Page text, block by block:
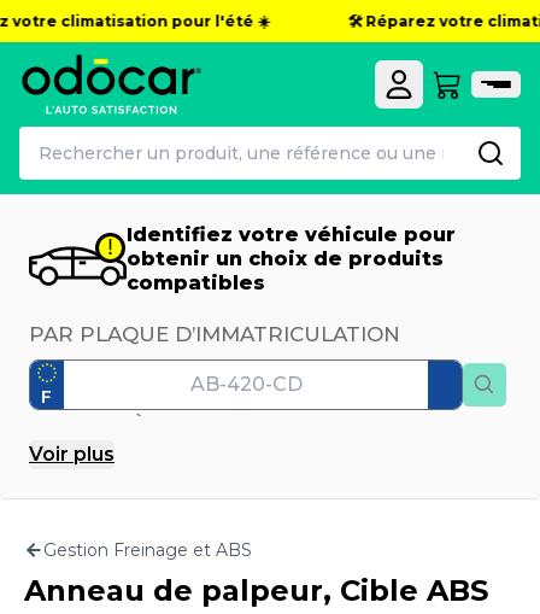
climatisation pour l'été ☀️ 🛠️ Réparez votre
Identifiez votre véhicule pour
obtenir un choix de produits
compatibles
PAR PLAQUE D’IMMATRICULATION
F
Voir plus
Gestion Freinage et ABS
Anneau de palpeur, Cible ABS